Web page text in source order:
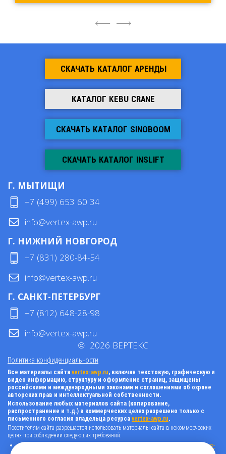
4 6
СКАЧАТЬ КАТАЛОГ АРЕНДЫ
КАТАЛОГ KEBU CRANE
СКАЧАТЬ КАТАЛОГ SINOBOOM
СКАЧАТЬ КАТАЛОГ INSLIFT
Г. МЫТИЩИ
+7 (499) 653 60 34
info@vertex-awp.ru
Г. НИЖНИЙ НОВГОРОД
+7 (831) 280-84-54
info@vertex-awp.ru
Г. САНКТ-ПЕТЕРБУРГ
+7 (812) 648-28-98
info@vertex-awp.ru
Политика конфиденциальности
© 2026 ВЕРТЕКС
Все материалы сайта vertex-awp.ru, включая текстовую, графическую и
видео информацию, структуру и оформление страниц, защищены
российскими и международными законами и соглашениями об охране
авторских прав и интеллектуальной собственности.
Использование любых материалов сайта (копирование,
распространение и т.д.) в коммерческих целях разрешено только с
письменного согласия владельца ресурса vertex-awp.ru.
Посетителям сайта разрешается использовать материалы сайта в некоммерческих
целях при соблюдении следующих требований:
поставить прямую активную гиперссылку на оригинал в виде: «источник
vertex-